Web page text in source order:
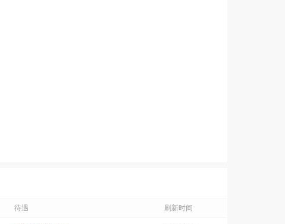
待遇 刷新时间